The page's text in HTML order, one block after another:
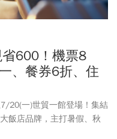
600！機票8
、餐券6折、住
20(一)世貿一館登場！集結
飯店品牌，主打暑假、秋
30萬人潮熱情參與，今年